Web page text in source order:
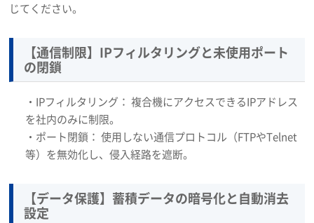
じてください。
【通信制限】IPフィルタリングと未使用ポート
の閉鎖
・IPフィルタリング： 複合機にアクセスできるIPアドレス
を社内のみに制限。
・ポート閉鎖： 使用しない通信プロトコル（FTPやTelnet
等）を無効化し、侵入経路を遮断。
【データ保護】蓄積データの暗号化と自動消去
設定